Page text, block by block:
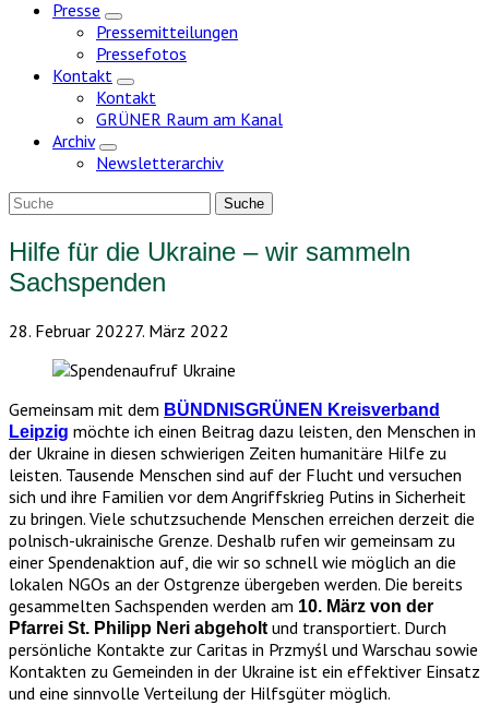
Presse
Zeige
Untermenü
Pressemitteilungen
Pressefotos
Kontakt
Zeige
Untermenü
Kontakt
GRÜNER Raum am Kanal
Archiv
Zeige
Untermenü
Newsletterarchiv
Hilfe für die Ukraine – wir sammeln
Sachspenden
28. Februar 20227. März 2022
Gemeinsam mit dem BÜNDNISGRÜNEN Kreisverband
Leipzig möchte ich einen Beitrag dazu leisten, den Menschen in
der Ukraine in diesen schwierigen Zeiten humanitäre Hilfe zu
leisten. Tausende Menschen sind auf der Flucht und versuchen
sich und ihre Familien vor dem Angriffskrieg Putins in Sicherheit
zu bringen. Viele schutzsuchende Menschen erreichen derzeit die
polnisch-ukrainische Grenze. Deshalb rufen wir gemeinsam zu
einer Spendenaktion auf, die wir so schnell wie möglich an die
lokalen NGOs an der Ostgrenze übergeben werden. Die bereits
gesammelten Sachspenden werden am 10. März von der
Pfarrei St. Philipp Neri abgeholt und transportiert. Durch
persönliche Kontakte zur Caritas in Przmyśl und Warschau sowie
Kontakten zu Gemeinden in der Ukraine ist ein effektiver Einsatz
und eine sinnvolle Verteilung der Hilfsgüter möglich.